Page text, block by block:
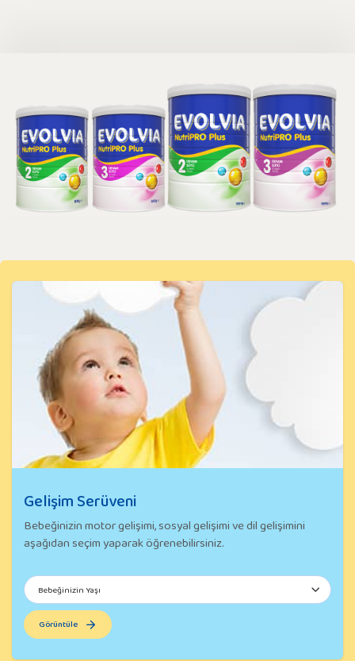
Gelişim Serüveni
Bebeğinizin motor gelişimi, sosyal gelişimi ve dil gelişimini
aşağıdan seçim yaparak öğrenebilirsiniz.
Görüntüle